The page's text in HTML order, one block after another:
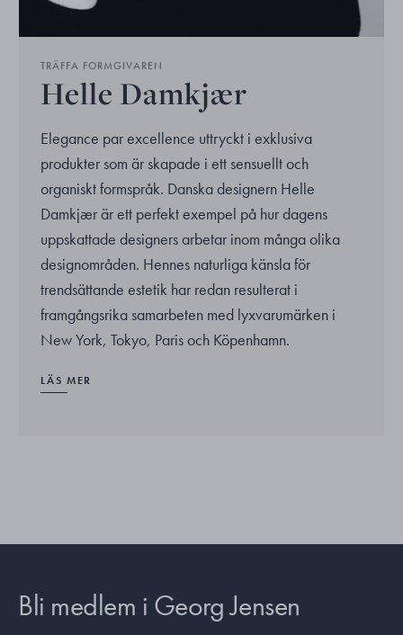
TRÄFFA FORMGIVAREN
Helle Damkjær
Elegance par excellence uttryckt i exklusiva
produkter som är skapade i ett sensuellt och
organiskt formspråk. Danska designern Helle
Damkjær är ett perfekt exempel på hur dagens
uppskattade designers arbetar inom många olika
designområden. Hennes naturliga känsla för
trendsättande estetik har redan resulterat i
framgångsrika samarbeten med lyxvarumärken i
New York, Tokyo, Paris och Köpenhamn.
LÄS MER
Bli medlem i Georg Jensen